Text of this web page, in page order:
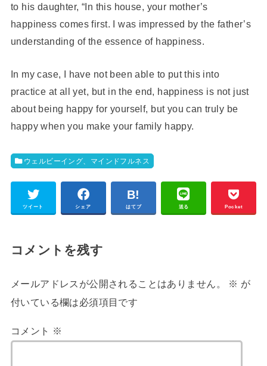
to his daughter, “In this house, your mother’s
happiness comes first. I was impressed by the father’s
understanding of the essence of happiness.
In my case, I have not been able to put this into
practice at all yet, but in the end, happiness is not just
about being happy for yourself, but you can truly be
happy when you make your family happy.
ウェルビーイング、マインドフルネス
ツイート シェア はてブ 送る Pocket
コメントを残す
メールアドレスが公開されることはありません。 ※ が
付いている欄は必須項目です
コメント ※